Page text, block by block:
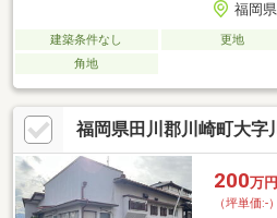
福岡
建築条件なし 更地
角地
福岡県田川郡川崎町大字
200万円
（坪単価:-）